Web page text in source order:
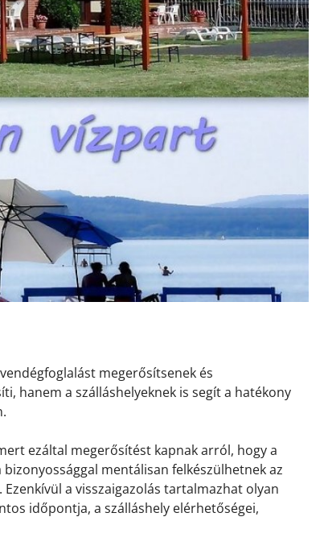
megerősítsenek és
hanem a szálláshelyeknek is segít a hatékony
ezáltal megerősítést kapnak arról, hogy a
mentálisan felkészülhetnek az
a visszaigazolás tartalmazhat olyan
időpontja, a szálláshely elérhetőségei,